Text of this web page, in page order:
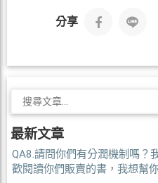
分享
最新文章
QA8.請問你們有分潤機制嗎？
歡閱讀你們販賣的書，我想幫